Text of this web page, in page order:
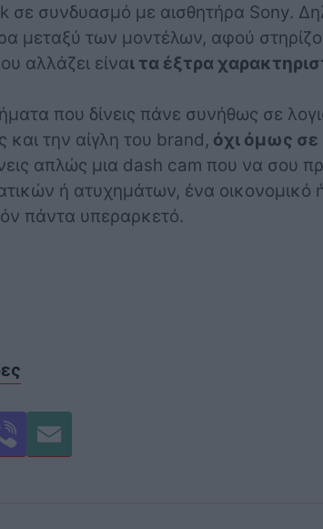
σε συνδυασμό με αισθητήρα Sony.
μεταξύ των μοντέλων, αφού
αλλάζει είναι τα έξτρα
που δίνεις πάνε συνήθως σε
και την αίγλη του brand, όχι όμως σε
απλώς μια dash cam που να σου
ή ατυχημάτων, ένα οικονομικό
πάντα υπεραρκετό.